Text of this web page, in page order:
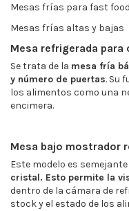
Mesas frías para fast food
Mesas frías altas y bajas
Mesa refrigerada
Se trata de la mesa fría
y número de puertas. Su
los alimentos como una
encimera.
Mesa bajo mostrador
Este modelo es
cristal. Esto permite la
dentro de la cámara de
stock y el estado de los